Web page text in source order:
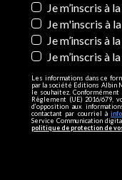
Newsletters
Je m’inscris à
Je m'inscris à
Je m’inscris à
Je m’inscris à
Les informations dans ce
par la société Editions Albin
le souhaitez.
Règlement (UE) 2016/679,
d’opposition aux
contactant par courriel à
Service Communication
politique de protection de